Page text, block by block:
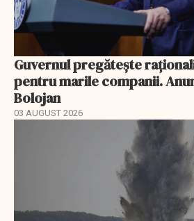
Guvernul pregătește
pentru marile companii.
Bolojan
03 AUGUST 2026